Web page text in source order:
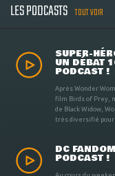
LES PODCASTS TOUT VOIR
SUPER-
UN DÉBAT
PODCAST !
Après Wonder
film Birds of Prey,
de Black Widow,
très diversifié pour
DC
PODCAST !